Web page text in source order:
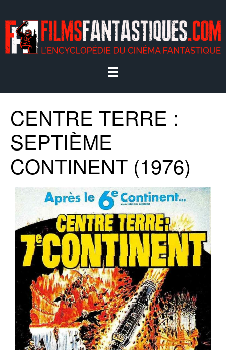
CENTRE TERRE :
SEPTIÈME
CONTINENT (1976)